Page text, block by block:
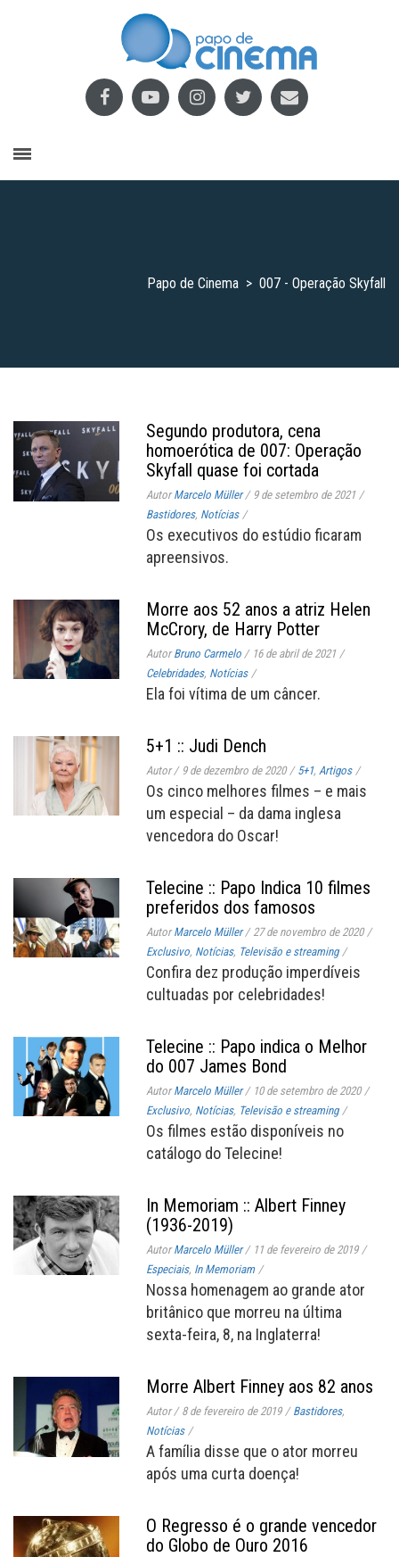
Papo de Cinema > 007 - Operação Skyfall
Segundo produtora, cena
homoerótica de 007: Operação
Skyfall quase foi cortada
AutorMarcelo Müller / 9 de setembro de 2021 /
Bastidores, Notícias /
Os executivos do estúdio ficaram
apreensivos.
Morre aos 52 anos a atriz Helen
McCrory, de Harry Potter
AutorBruno Carmelo / 16 de abril de 2021 /
Celebridades, Notícias /
Ela foi vítima de um câncer.
5+1 :: Judi Dench
Autor/ 9 de dezembro de 2020 / 5+1, Artigos /
Os cinco melhores filmes – e mais
um especial – da dama inglesa
vencedora do Oscar!
Telecine :: Papo Indica 10 filmes
preferidos dos famosos
AutorMarcelo Müller / 27 de novembro de 2020 /
Exclusivo, Notícias, Televisão e streaming /
Confira dez produção imperdíveis
cultuadas por celebridades!
Telecine :: Papo indica o Melhor
do 007 James Bond
AutorMarcelo Müller / 10 de setembro de 2020 /
Exclusivo, Notícias, Televisão e streaming /
Os filmes estão disponíveis no
catálogo do Telecine!
In Memoriam :: Albert Finney
(1936-2019)
AutorMarcelo Müller / 11 de fevereiro de 2019 /
Especiais, In Memoriam /
Nossa homenagem ao grande ator
britânico que morreu na última
sexta-feira, 8, na Inglaterra!
Morre Albert Finney aos 82 anos
Autor/ 8 de fevereiro de 2019 / Bastidores,
Notícias /
A família disse que o ator morreu
após uma curta doença!
O Regresso é o grande vencedor
do Globo de Ouro 2016